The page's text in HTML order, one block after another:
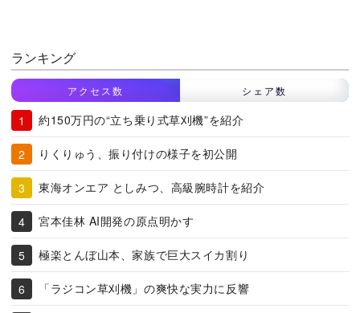
ランキング
アクセス数 シェア数
約150万円の“立ち乗り式草刈機”を紹介
りくりゅう、振り付けの様子を初公開
東海オンエア としみつ、高級腕時計を紹介
宮本佳林 AI開発の原点明かす
極楽とんぼ山本、家族で巨大スイカ割り
「ラジコン草刈機」の爽快な実力に反響